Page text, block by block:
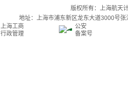
版权所有：上海航天
地址：上海市浦东新区龙东大道3000号
上海工商
行政管理
公安
备案号